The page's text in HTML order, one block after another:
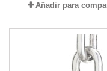
Añadir para